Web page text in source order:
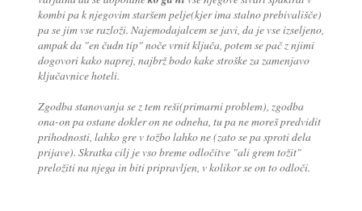
kombi pa k njegovim staršem pelje(kjer ima stalno prebivališče)
pa se jim vse razloži. Najemodajalcem se javi, da je vse izseljeno,
ampak da "en čudn tip" noče vrnit ključa, potem se pač z njimi
dogovori kako naprej, najbrž bodo kake stroške za zamenjavo
ključavnice hoteli.
Zgodba stanovanja se z tem reši(primarni problem), zgodba
ona-on pa ostane dokler on ne odneha, tu pa ne moreš predvidit
prihodnosti, lahko gre v tožbo lahko ne (zato se pa sproti dela
prijave). Skratka cilj je vso breme odločitve "ali grem tožit"
preložiti na njega in biti pripravljen, v kolikor se on to odloči.